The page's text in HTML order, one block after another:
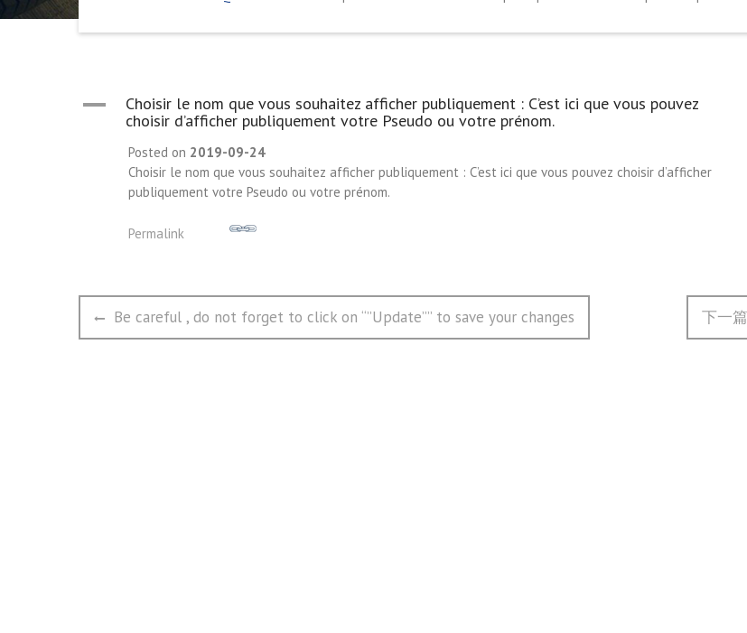
A
Choisir le nom que vous souhaitez afficher publiquement : C’est ici que vous pouvez
choisir d’afficher publiquement votre Pseudo ou votre prénom.
Posted on 2019-09-24
Choisir le nom que vous souhaitez afficher publiquement : C’est ici que vous pouvez choisir d’afficher
publiquement votre Pseudo ou votre prénom.
Permalink
文
章
Previous
post:
Be careful , do not forget to click on “”Update”” to save your changes
Next
post:
下一